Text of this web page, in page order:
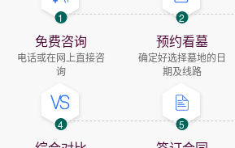
1
免费咨询
电话或在网上直接咨
询
2
预约看墓
确定好选择墓地的日
期及线路
4 5